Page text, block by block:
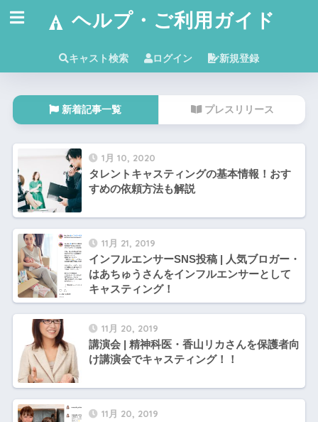
ヘルプ・ご利用ガイド
キャスト検索 ログイン 新規登録
新着記事一覧 プレスリリース
1月 10, 2020
タレントキャスティングの基本情報！おす
すめの依頼方法も解説
11月 21, 2019
インフルエンサーSNS投稿 | 人気ブロガー・
はあちゅうさんをインフルエンサーとして
キャスティング！
11月 20, 2019
講演会 | 精神科医・香山リカさんを保護者向
け講演会でキャスティング！！
11月 20, 2019